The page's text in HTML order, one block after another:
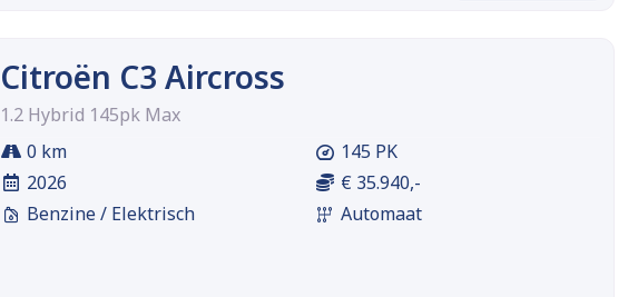
Citroën C3 Aircross
1.2 Hybrid 145pk Max
0 km
2026
Benzine / Elektrisch
145 PK
€ 35.940,-
Automaat